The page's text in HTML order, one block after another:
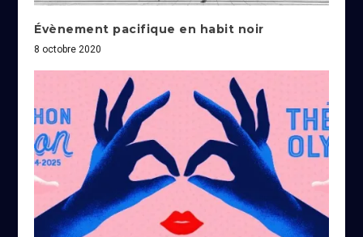
Évènement pacifique en habit noir
8 octobre 2020